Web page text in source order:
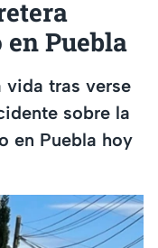
Puebla
vida tras verse
sobre la
en Puebla hoy